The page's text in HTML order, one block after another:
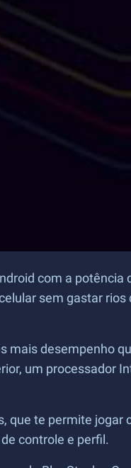
com a potência
sem gastar rios
mais desempenho
um processador
que te permite jogar
controle e perfil.